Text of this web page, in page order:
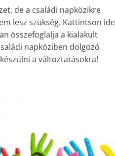
de a családi napközikre
lesz szükség. Kattintson ide
összefoglalja a kialakult
napköziben dolgozó
a változtatásokra!